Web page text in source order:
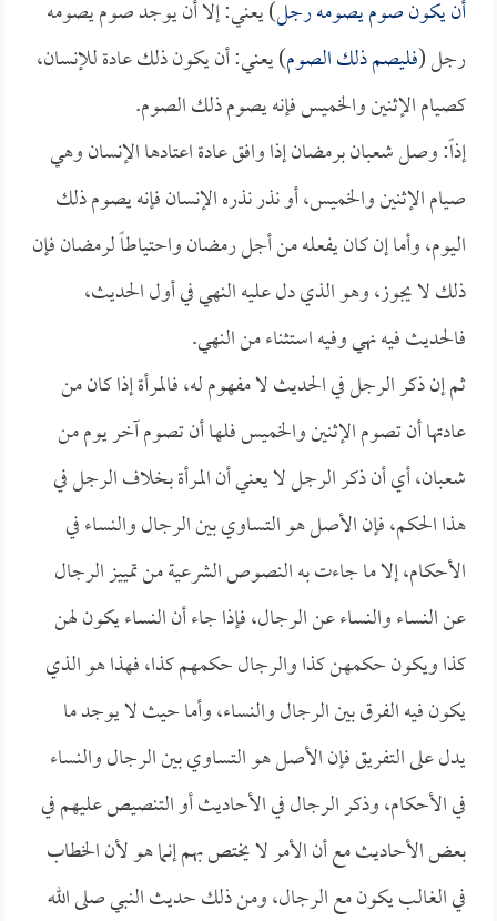
أن يكون صوم يصومه رجل) يعني: إلا أن يوجد صوم يصومه
رجل (فليصم ذلك الصوم) يعني: أن يكون ذلك عادة للإنسان،
كصيام الإثنين والخميس فإنه يصوم ذلك الصوم.
إذاً: وصل شعبان برمضان إذا وافق عادة اعتادها الإنسان وهي
صيام الإثنين والخميس، أو نذر نذره الإنسان فإنه يصوم ذلك
اليوم، وأما إن كان يفعله من أجل رمضان واحتياطاً لرمضان فإن
ذلك لا يجوز، وهو الذي دل عليه النهي في أول الحديث،
فالحديث فيه نهي وفيه استثناء من النهي.
ثم إن ذكر الرجل في الحديث لا مفهوم له، فالمرأة إذا كان من
عادتها أن تصوم الإثنين والخميس فلها أن تصوم آخر يوم من
شعبان، أي أن ذكر الرجل لا يعني أن المرأة بخلاف الرجل في
هذا الحكم، فإن الأصل هو التساوي بين الرجال والنساء في
الأحكام، إلا ما جاءت به النصوص الشرعية من تمييز الرجال
عن النساء والنساء عن الرجال، فإذا جاء أن النساء يكون لهن
كذا ويكون حكمهن كذا والرجال حكمهم كذا، فهذا هو الذي
يكون فيه الفرق بين الرجال والنساء، وأما حيث لا يوجد ما
يدل على التفريق فإن الأصل هو التساوي بين الرجال والنساء
في الأحكام، وذكر الرجال في الأحاديث أو التنصيص عليهم في
بعض الأحاديث مع أن الأمر لا يختص بهم إنما هو لأن الخطاب
في الغالب يكون مع الرجال، ومن ذلك حديث النبي صلى الله